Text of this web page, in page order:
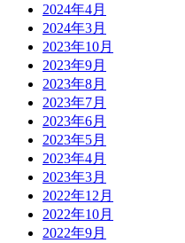
2024年4月
2024年3月
2023年10月
2023年9月
2023年8月
2023年7月
2023年6月
2023年5月
2023年4月
2023年3月
2022年12月
2022年10月
2022年9月